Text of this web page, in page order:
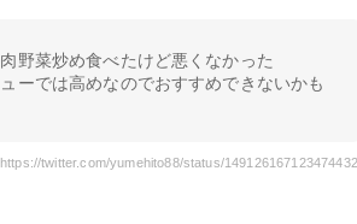
野菜炒め食べたけど悪くなかった
ーでは高めなのでおすすめできないかも
twitter.com/yumehito88/status/